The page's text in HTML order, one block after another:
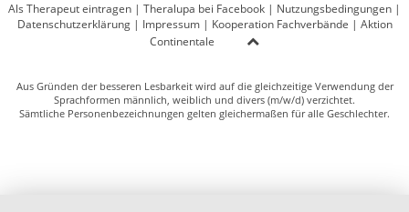
Als Therapeut eintragen | Theralupa bei Facebook | Nutzungsbedingungen |
Datenschutzerklärung| Impressum| Kooperation Fachverbände | Aktion
Continentale
Aus Gründen der besseren Lesbarkeit wird auf die gleichzeitige Verwendung der
Sprachformen männlich, weiblich und divers (m/w/d) verzichtet.
Sämtliche Personenbezeichnungen gelten gleichermaßen für alle Geschlechter.